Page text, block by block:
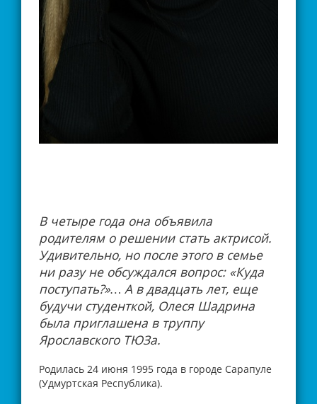
В четыре года она объявила
родителям о решении стать актрисой.
Удивительно, но после этого в семье
ни разу не обсуждался вопрос: «Куда
поступать?»… А в двадцать лет, еще
будучи студенткой, Олеся Шадрина
была приглашена в труппу
Ярославского ТЮЗа.
Родилась 24 июня 1995 года в городе Сарапуле
(Удмуртская Республика).